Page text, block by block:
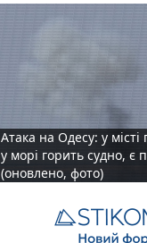
Атака на Одесу: у місті
у морі горить судно, є
(оновлено, фото)